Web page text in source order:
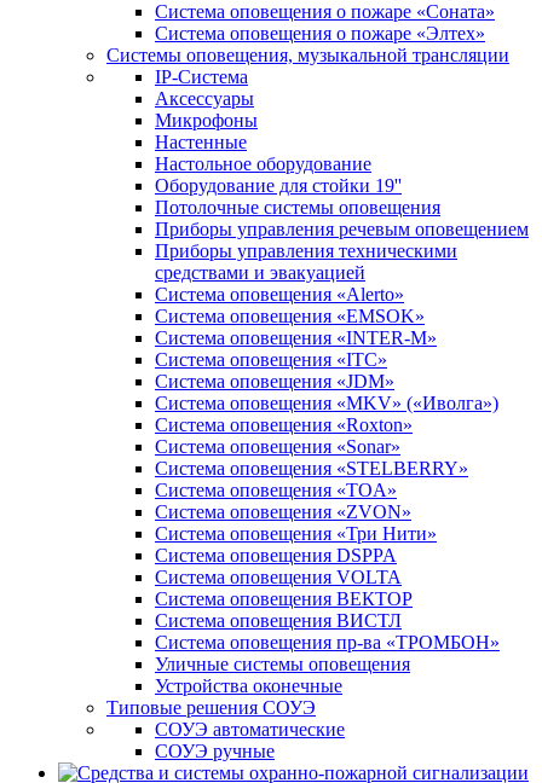
Система оповещения о пожаре «Соната»
Система оповещения о пожаре «Элтех»
Системы оповещения, музыкальной трансляции
IP-Система
Аксессуары
Микрофоны
Настенные
Настольное оборудование
Оборудование для стойки 19''
Потолочные системы оповещения
Приборы управления речевым оповещением
Приборы управления техническими
средствами и эвакуацией
Система оповещения «Alerto»
Система оповещения «EMSOK»
Система оповещения «INTER-M»
Система оповещения «ITC»
Система оповещения «JDM»
Система оповещения «MKV» («Иволга»)
Система оповещения «Roxton»
Система оповещения «Sonar»
Система оповещения «STELBERRY»
Система оповещения «TOA»
Система оповещения «ZVON»
Система оповещения «Три Нити»
Система оповещения DSPPA
Система оповещения VOLTA
Система оповещения ВЕКТОР
Система оповещения ВИСТЛ
Система оповещения пр-ва «ТРОМБОН»
Уличные системы оповещения
Устройства оконечные
Типовые решения СОУЭ
СОУЭ автоматические
СОУЭ ручные